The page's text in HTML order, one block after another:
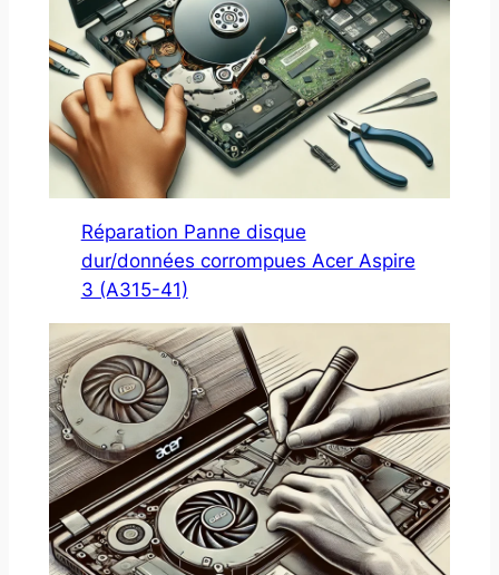
Réparation Panne disque
dur/données corrompues Acer Aspire
3 (A315-41)